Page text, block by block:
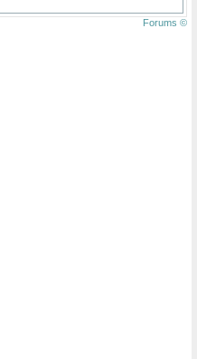
Forums ©